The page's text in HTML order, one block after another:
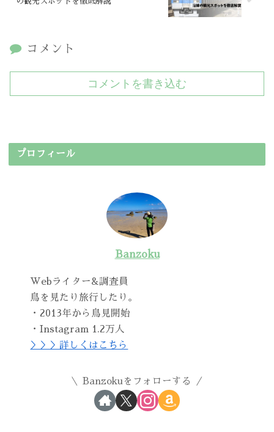
コメント
コメントを書き込む
プロフィール
Banzoku
Webライター&調査員
鳥を見たり旅行したり。
・2013年から鳥見開始
・Instagram 1.2万人
＞＞＞詳しくはこちら
Banzokuをフォローする